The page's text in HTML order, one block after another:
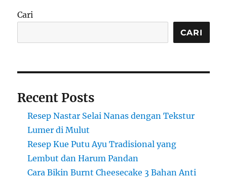
untuk
atau
Cari
CARI
Recent Posts
Resep Nastar Selai Nanas dengan Tekstur
Lumer di Mulut
Resep Kue Putu Ayu Tradisional yang
Lembut dan Harum Pandan
Cara Bikin Burnt Cheesecake 3 Bahan Anti